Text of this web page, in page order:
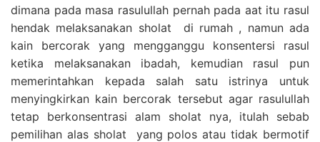
dimana pada masa rasulullah pernah pada aat itu rasul
hendak melaksanakan sholat di rumah , namun ada
kain bercorak yang mengganggu konsentersi rasul
ketika melaksanakan ibadah, kemudian rasul pun
memerintahkan kepada salah satu istrinya untuk
menyingkirkan kain bercorak tersebut agar rasulullah
tetap berkonsentrasi alam sholat nya, itulah sebab
pemilihan alas sholat yang polos atau tidak bermotif